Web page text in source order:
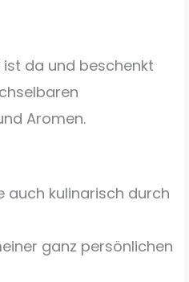
da und beschenkt
Aromen.
auch kulinarisch durch
ganz persönlichen